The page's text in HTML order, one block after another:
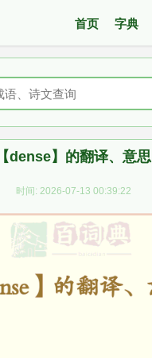
首页 字典
dense】的翻译、意思
时间: 2026-07-13 00:39:22